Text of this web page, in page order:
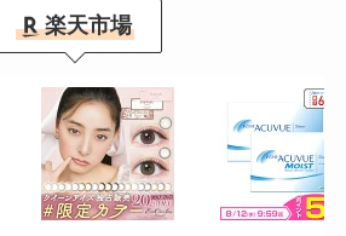
楽天市場